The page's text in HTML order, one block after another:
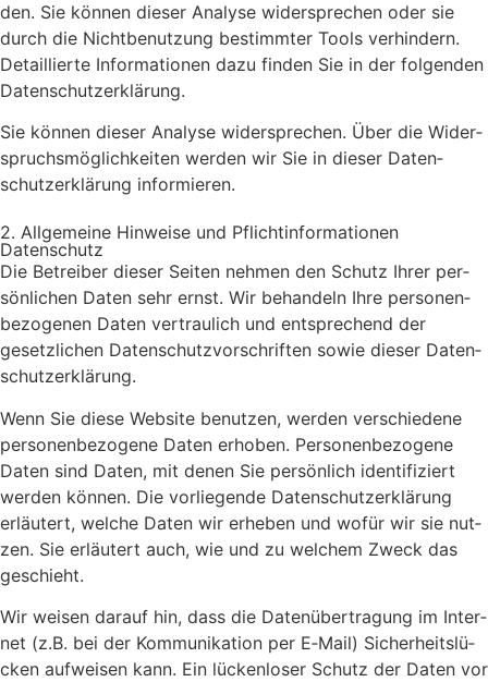
den. Sie kön­nen die­ser Ana­ly­se wider­spre­chen oder sie
durch die Nicht­be­nut­zung bestimm­ter Tools ver­hin­dern.
Detail­lier­te Infor­ma­tio­nen dazu fin­den Sie in der fol­gen­den
Daten­schutz­er­klä­rung.
Sie kön­nen die­ser Ana­ly­se wider­spre­chen. Über die Wider­
spruchs­mög­lich­kei­ten wer­den wir Sie in die­ser Daten­
schutz­er­klä­rung infor­mie­ren.
2. All­ge­mei­ne Hin­wei­se und Pflicht­in­for­ma­tio­nen
Daten­schutz
Die Betrei­ber die­ser Sei­ten neh­men den Schutz Ihrer per­
sön­li­chen Daten sehr ernst. Wir behan­deln Ihre per­so­nen­
be­zo­ge­nen Daten ver­trau­lich und ent­spre­chend der
gesetz­li­chen Daten­schutz­vor­schrif­ten sowie die­ser Daten­
schutz­er­klä­rung.
Wenn Sie die­se Web­site benut­zen, wer­den ver­schie­de­ne
per­so­nen­be­zo­ge­ne Daten erho­ben. Per­so­nen­be­zo­ge­ne
Daten sind Daten, mit denen Sie per­sön­lich iden­ti­fi­ziert
wer­den kön­nen. Die vor­lie­gen­de Daten­schutz­er­klä­rung
erläu­tert, wel­che Daten wir erhe­ben und wofür wir sie nut­
zen. Sie erläu­tert auch, wie und zu wel­chem Zweck das
geschieht.
Wir wei­sen dar­auf hin, dass die Daten­über­tra­gung im Inter­
net (z.B. bei der Kom­mu­ni­ka­ti­on per E‑Mail) Sicher­heits­lü­
cken auf­wei­sen kann. Ein lücken­lo­ser Schutz der Daten vor